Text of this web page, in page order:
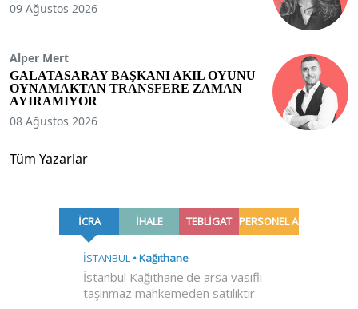
09 Ağustos 2026
Alper Mert
GALATASARAY BAŞKANI AKIL OYUNU
OYNAMAKTAN TRANSFERE ZAMAN
AYIRAMIYOR
08 Ağustos 2026
Tüm Yazarlar